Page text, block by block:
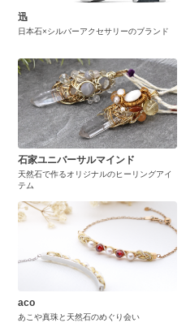
迅
日本石×シルバーアクセサリーのブランド
石家ユニバーサルマインド
天然石で作るオリジナルのヒーリングアイ
テム
aco
あこや真珠と天然石のめぐり会い